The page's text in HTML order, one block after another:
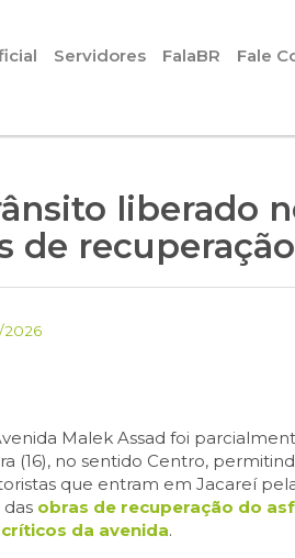
Servidores FalaBR Fale
liberado
de
2026
Malek Assad foi
(16), no sentido Centro,
que entram em Jacareí
das obras de recuperação do
da avenida.